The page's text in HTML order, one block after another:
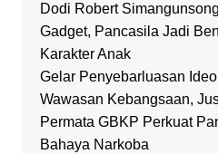
Dodi Robert
Gadget, Pancasila Jadi
Karakter Anak
Gelar Penyebarluasan
Wawasan Kebangsaan,
Permata GBKP Perkuat
Bahaya Narkoba